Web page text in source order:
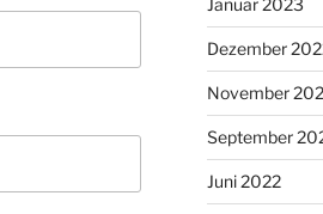
Januar 2023
Dezember
November
September
Juni 2022